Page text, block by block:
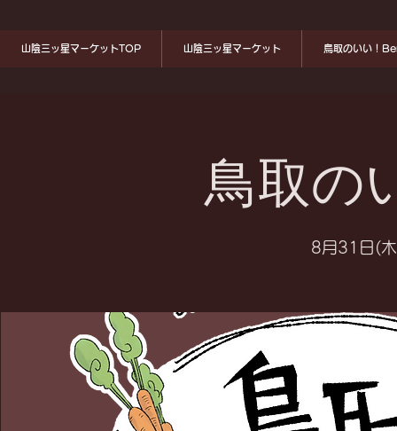
山陰三ッ星マーケットTOP 山陰三ッ星マーケット 鳥取のいい！
鳥取の
8月31日(